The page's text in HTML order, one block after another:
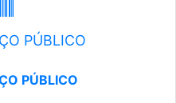
PÚBLICO
PÚBLICO